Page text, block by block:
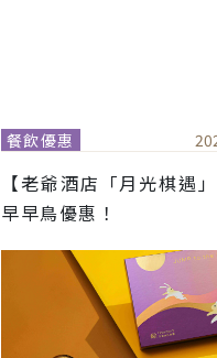
餐飲優惠
【老爺酒店「月光棋遇
早早鳥優惠！